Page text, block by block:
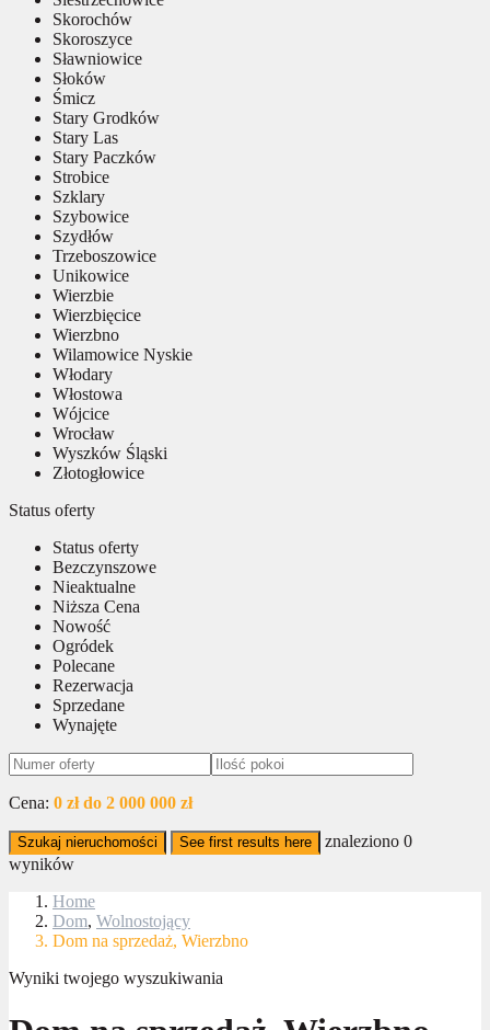
Skorochów
Skoroszyce
Sławniowice
Słoków
Śmicz
Stary Grodków
Stary Las
Stary Paczków
Strobice
Szklary
Szybowice
Szydłów
Trzeboszowice
Unikowice
Wierzbie
Wierzbięcice
Wierzbno
Wilamowice Nyskie
Włodary
Włostowa
Wójcice
Wrocław
Wyszków Śląski
Złotogłowice
Status oferty
Status oferty
Bezczynszowe
Nieaktualne
Niższa Cena
Nowość
Ogródek
Polecane
Rezerwacja
Sprzedane
Wynajęte
Cena: 0 zł do 2 000 000 zł
Szukaj nieruchomości See first results here znaleziono 0
wyników
Home
Dom, Wolnostojący
Dom na sprzedaż, Wierzbno
Wyniki twojego wyszukiwania